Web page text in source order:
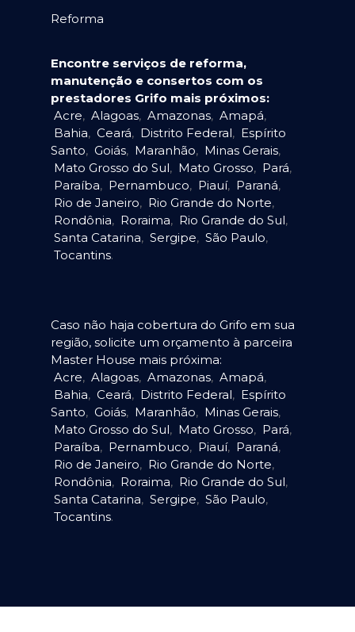
Reforma
Encontre serviços de reforma,
manutenção e consertos com os
prestadores Grifo mais próximos:
Acre, Alagoas, Amazonas, Amapá,
Bahia, Ceará, Distrito Federal, Espírito
Santo, Goiás, Maranhão, Minas Gerais,
Mato Grosso do Sul, Mato Grosso, Pará,
Paraíba, Pernambuco, Piauí, Paraná,
Rio de Janeiro, Rio Grande do Norte,
Rondônia, Roraima, Rio Grande do Sul,
Santa Catarina, Sergipe, São Paulo,
Tocantins.
Caso não haja cobertura do Grifo em sua
região, solicite um orçamento à parceira
Master House mais próxima:
Acre, Alagoas, Amazonas, Amapá,
Bahia, Ceará, Distrito Federal, Espírito
Santo, Goiás, Maranhão, Minas Gerais,
Mato Grosso do Sul, Mato Grosso, Pará,
Paraíba, Pernambuco, Piauí, Paraná,
Rio de Janeiro, Rio Grande do Norte,
Rondônia, Roraima, Rio Grande do Sul,
Santa Catarina, Sergipe, São Paulo,
Tocantins.